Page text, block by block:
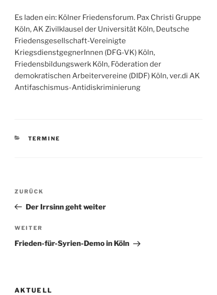
Es laden ein: Kölner Friedensforum. Pax Christi Gruppe
Köln, AK Zivilklausel der Universität Köln, Deutsche
Friedensgesellschaft-Vereinigte
KriegsdienstgegnerInnen (DFG-VK) Köln,
Friedensbildungswerk Köln, Föderation der
demokratischen Arbeitervereine (DIDF) Köln, ver.di AK
Antifaschismus-Antidiskriminierung
KATEGORIEN
TERMINE
Beitragsnavigation
Vorheriger
Beitrag
ZURÜCK
Der Irrsinn geht weiter
Nächster
Beitrag
WEITER
Frieden-für-Syrien-Demo in Köln
AKTUELL